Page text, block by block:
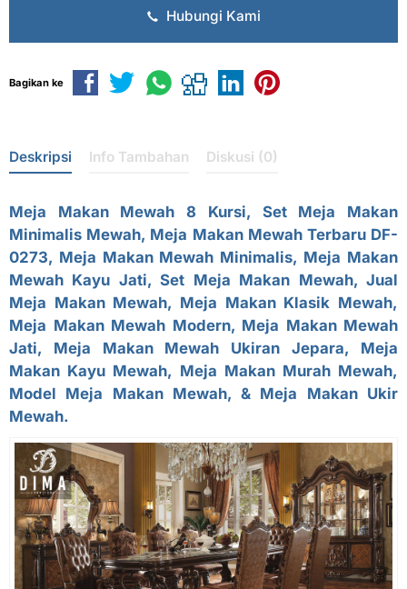
Hubungi Kami
Bagikan ke
Deskripsi Info Tambahan Diskusi (0)
Meja Makan Mewah 8 Kursi, Set Meja Makan
Minimalis Mewah, Meja Makan Mewah TerbaruDF-
0273, Meja Makan Mewah Minimalis, Meja Makan
Mewah Kayu Jati,Set Meja Makan Mewah, Jual
Meja Makan Mewah, Meja Makan Klasik Mewah,
Meja Makan Mewah Modern, Meja Makan Mewah
Jati, Meja Makan Mewah Ukiran Jepara, Meja
Makan Kayu Mewah, Meja Makan Murah Mewah,
Model Meja Makan Mewah, & Meja Makan Ukir
Mewah.